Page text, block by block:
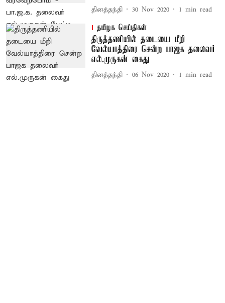
தினத்தந்தி 30 Nov 2020 1 min read
தமிழக செய்திகள்
திருத்தணியில் தடையை மீறி
வேல்யாத்திரை சென்ற பாஜக தலைவர்
எல்.முருகன் கைது
தினத்தந்தி 06 Nov 2020 1 min read